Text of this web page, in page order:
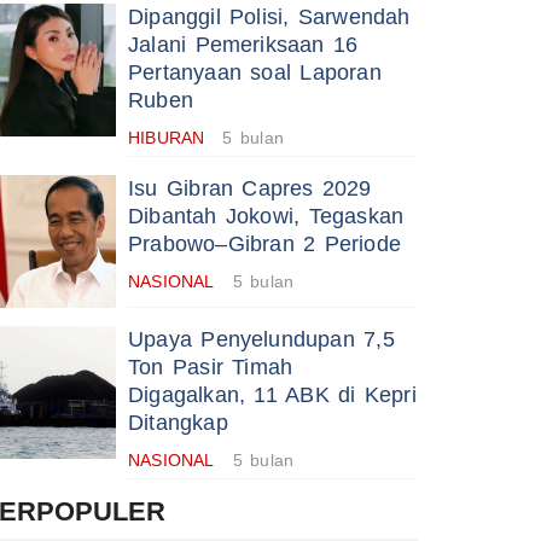
Dipanggil Polisi, Sarwendah
Jalani Pemeriksaan 16
Pertanyaan soal Laporan
Ruben
HIBURAN 5 bulan
Isu Gibran Capres 2029
Dibantah Jokowi, Tegaskan
Prabowo–Gibran 2 Periode
NASIONAL 5 bulan
Upaya Penyelundupan 7,5
Ton Pasir Timah
Digagalkan, 11 ABK di Kepri
Ditangkap
NASIONAL 5 bulan